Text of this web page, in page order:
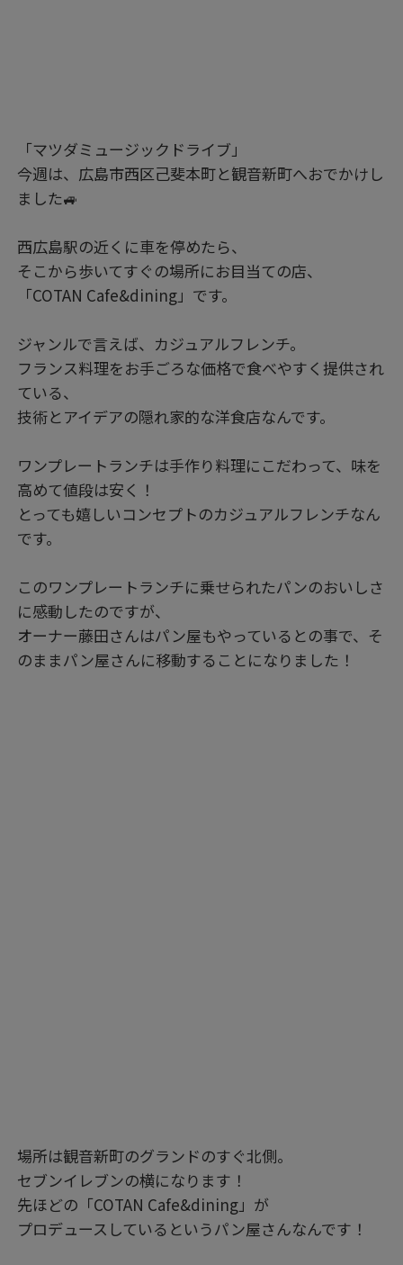
「マツダミュージックドライブ」
今週は、広島市西区己斐本町と観音新町へおでかけし
ました🚙
西広島駅の近くに車を停めたら、
そこから歩いてすぐの場所にお目当ての店、
「COTAN Cafe&dining」です。
ジャンルで言えば、カジュアルフレンチ。
フランス料理をお手ごろな価格で食べやすく提供され
ている、
技術とアイデアの隠れ家的な洋食店なんです。
ワンプレートランチは手作り料理にこだわって、味を
高めて値段は安く！
とっても嬉しいコンセプトのカジュアルフレンチなん
です。
このワンプレートランチに乗せられたパンのおいしさ
に感動したのですが、
オーナー藤田さんはパン屋もやっているとの事で、そ
のままパン屋さんに移動することになりました！
場所は観音新町のグランドのすぐ北側。
セブンイレブンの横になります！
先ほどの「COTAN Cafe&dining」が
プロデュースしているというパン屋さんなんです！